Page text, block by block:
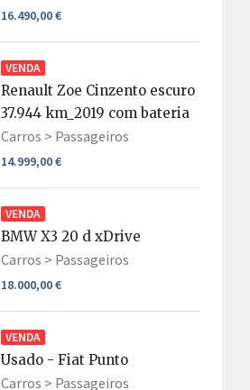
16.490,00 €
VENDA
Renault Zoe Cinzento escuro
37.944 km_2019 com bateria
Carros > Passageiros
14.999,00 €
VENDA
BMW X3 20 d xDrive
Carros > Passageiros
18.000,00 €
VENDA
Usado - Fiat Punto
Carros > Passageiros